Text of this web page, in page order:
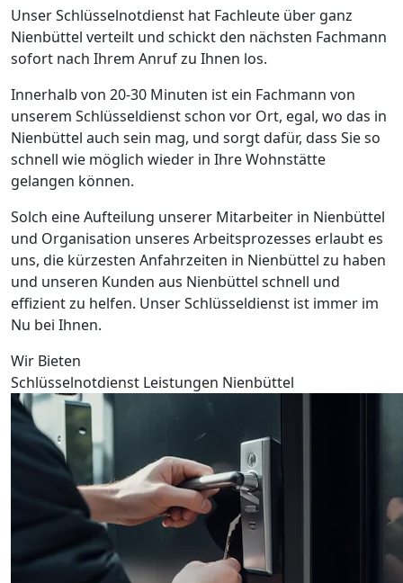
Unser Schlüsselnotdienst hat Fachleute über ganz
Nienbüttel verteilt und schickt den nächsten Fachmann
sofort nach Ihrem Anruf zu Ihnen los.
Innerhalb von 20-30 Minuten ist ein Fachmann von
unserem Schlüsseldienst schon vor Ort, egal, wo das in
Nienbüttel auch sein mag, und sorgt dafür, dass Sie so
schnell wie möglich wieder in Ihre Wohnstätte
gelangen können.
Solch eine Aufteilung unserer Mitarbeiter in Nienbüttel
und Organisation unseres Arbeitsprozesses erlaubt es
uns, die kürzesten Anfahrzeiten in Nienbüttel zu haben
und unseren Kunden aus Nienbüttel schnell und
effizient zu helfen. Unser Schlüsseldienst ist immer im
Nu bei Ihnen.
Wir Bieten
Schlüsselnotdienst Leistungen Nienbüttel